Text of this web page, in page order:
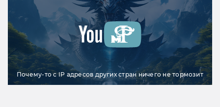
Почему-то с IP адресов других стран ничего не тормозит